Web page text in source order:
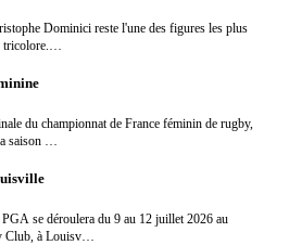
Dominici reste l'une des figures les plus
tricolore.…
du championnat de France féminin de rugby,
saison …
se déroulera du 9 au 12 juillet 2026 au
Club, à Louisv…